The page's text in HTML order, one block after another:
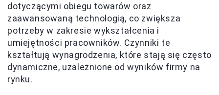
dotyczącymi obiegu towarów oraz
zaawansowaną technologią, co zwiększa
potrzeby w zakresie wykształcenia i
umiejętności pracowników. Czynniki te
kształtują wynagrodzenia, które stają się często
dynamiczne, uzależnione od wyników firmy na
rynku.